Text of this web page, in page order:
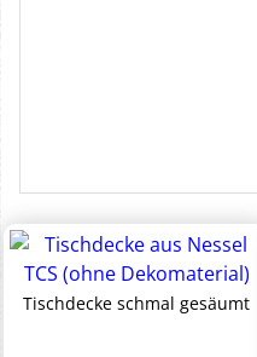
Tischdecke schmal gesäumt